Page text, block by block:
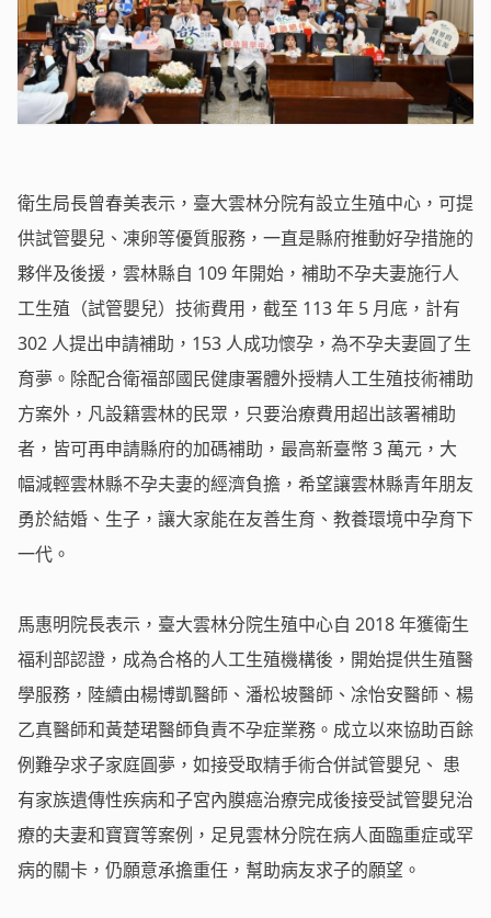
衛生局長曾春美表示，臺大雲林分院有設立生殖中心，可提
供試管嬰兒、凍卵等優質服務，一直是縣府推動好孕措施的
夥伴及後援，雲林縣自 109 年開始，補助不孕夫妻施行人
工生殖（試管嬰兒）技術費用，截至 113 年 5 月底，計有
302 人提出申請補助，153 人成功懷孕，為不孕夫妻圓了生
育夢。除配合衛福部國民健康署體外授精人工生殖技術補助
方案外，凡設籍雲林的民眾，只要治療費用超出該署補助
者，皆可再申請縣府的加碼補助，最高新臺幣 3 萬元，大
幅減輕雲林縣不孕夫妻的經濟負擔，希望讓雲林縣青年朋友
勇於結婚、生子，讓大家能在友善生育、教養環境中孕育下
一代。
馬惠明院長表示，臺大雲林分院生殖中心自 2018 年獲衛生
福利部認證，成為合格的人工生殖機構後，開始提供生殖醫
學服務，陸續由楊博凱醫師、潘松坡醫師、凃怡安醫師、楊
乙真醫師和黃楚珺醫師負責不孕症業務。成立以來協助百餘
例難孕求子家庭圓夢，如接受取精手術合併試管嬰兒、 患
有家族遺傳性疾病和子宮內膜癌治療完成後接受試管嬰兒治
療的夫妻和寶寶等案例，足見雲林分院在病人面臨重症或罕
病的關卡，仍願意承擔重任，幫助病友求子的願望。